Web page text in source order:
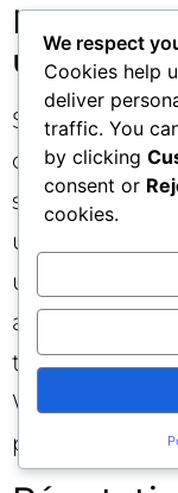
Latence,
Si vos
contenus,
s’appuient
une latence
utilisateur.
amplifier les
temps sur
WordPress
protégez les
We respect
Cookies help
deliver
traffic. You
by clicking
consent or
cookies.